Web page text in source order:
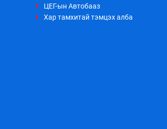
ЦЕГ-ын Автобааз
Хар тамхитай тэмцэх алба